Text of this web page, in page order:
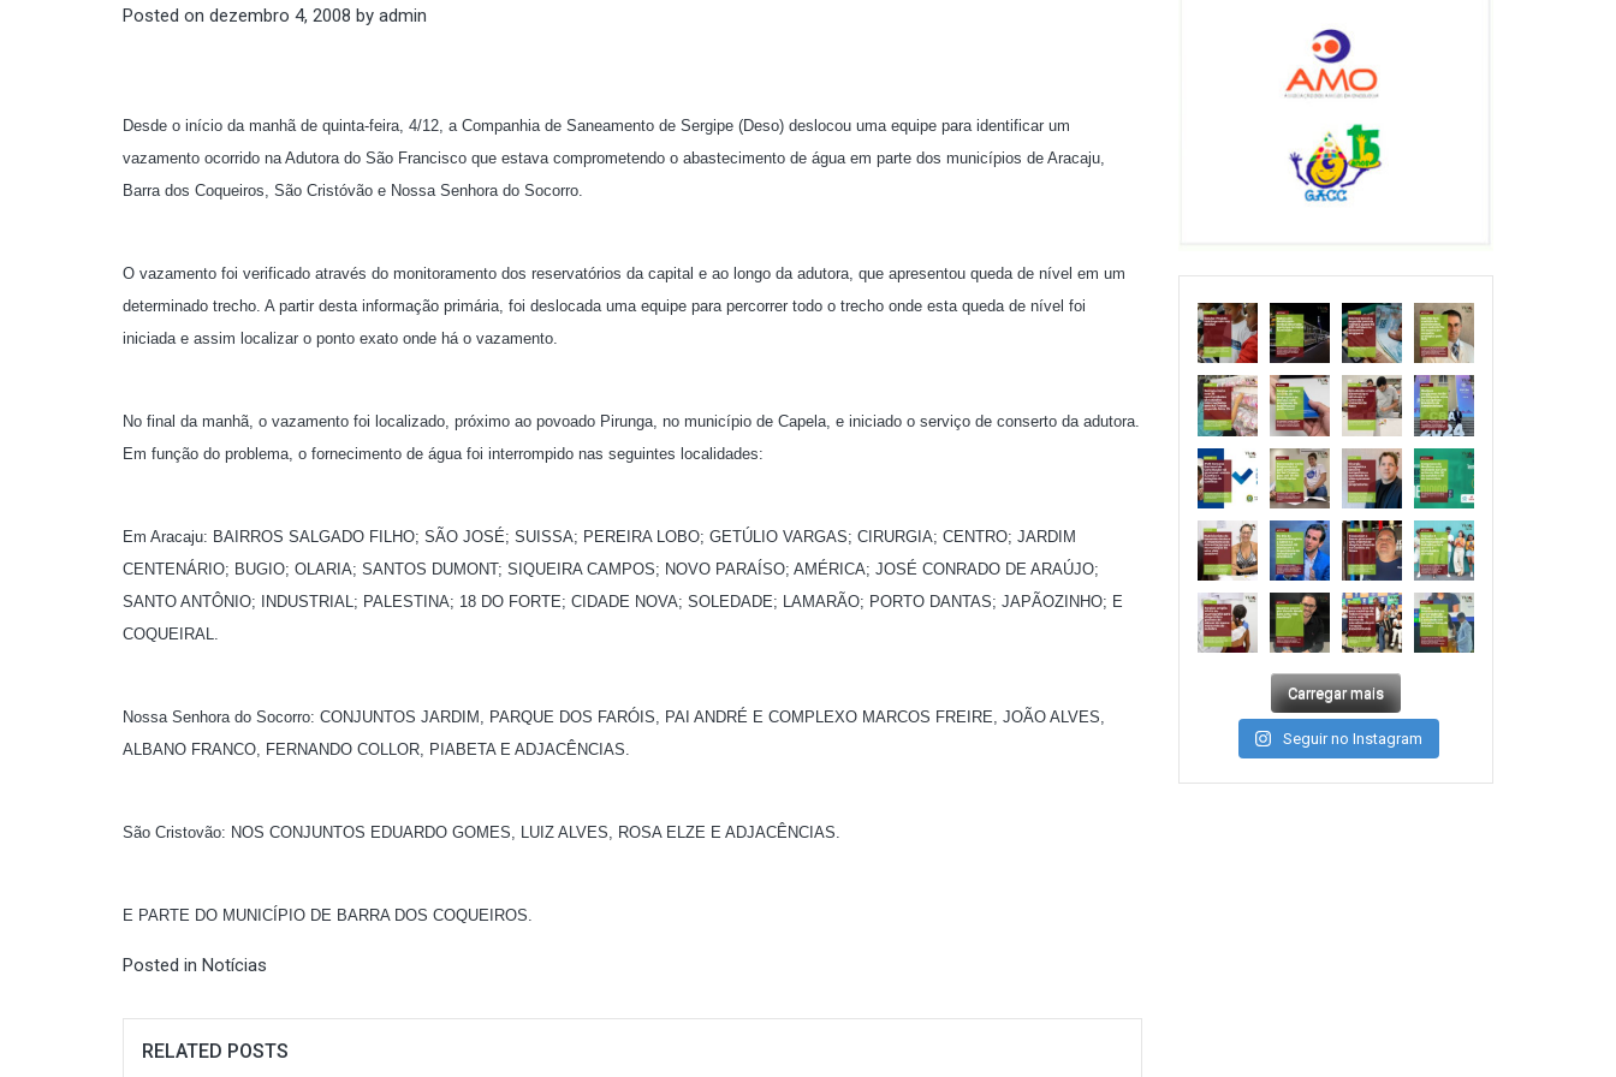
Posted on dezembro 4, 2008 by admin
Desde o início da manhã de quinta-feira, 4/12, a Companhia de Saneamento de Sergipe (Deso) deslocou uma equipe para identificar um
vazamento ocorrido na Adutora do São Francisco que estava comprometendo o abastecimento de água em parte dos municípios de Aracaju,
Barra dos Coqueiros, São Cristóvão e Nossa Senhora do Socorro.
O vazamento foi verificado através do monitoramento dos reservatórios da capital e ao longo da adutora, que apresentou queda de nível em um
determinado trecho. A partir desta informação primária, foi deslocada uma equipe para percorrer todo o trecho onde esta queda de nível foi
iniciada e assim localizar o ponto exato onde há o vazamento.
No final da manhã, o vazamento foi localizado, próximo ao povoado Pirunga, no município de Capela, e iniciado o serviço de conserto da adutora.
Em função do problema, o fornecimento de água foi interrompido nas seguintes localidades:
Em Aracaju: BAIRROS SALGADO FILHO; SÃO JOSÉ; SUISSA; PEREIRA LOBO; GETÚLIO VARGAS; CIRURGIA; CENTRO; JARDIM
CENTENÁRIO; BUGIO; OLARIA; SANTOS DUMONT; SIQUEIRA CAMPOS; NOVO PARAÍSO; AMÉRICA; JOSÉ CONRADO DE ARAÚJO;
SANTO ANTÔNIO; INDUSTRIAL; PALESTINA; 18 DO FORTE; CIDADE NOVA; SOLEDADE; LAMARÃO; PORTO DANTAS; JAPÃOZINHO; E
COQUEIRAL.
Nossa Senhora do Socorro: CONJUNTOS JARDIM, PARQUE DOS FARÓIS, PAI ANDRÉ E COMPLEXO MARCOS FREIRE, JOÃO ALVES,
ALBANO FRANCO, FERNANDO COLLOR, PIABETA E ADJACÊNCIAS.
São Cristovão: NOS CONJUNTOS EDUARDO GOMES, LUIZ ALVES, ROSA ELZE E ADJACÊNCIAS.
E PARTE DO MUNICÍPIO DE BARRA DOS COQUEIROS.
Posted in Notícias
RELATED POSTS
Carregar mais
Seguir no Instagram